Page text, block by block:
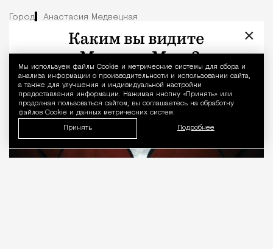
Уведомление
Мы используем файлы Сookie и метрические системы для сбора и
анализа информации о производительности и использовании сайта,
а также для улучшения и индивидуальной настройки
предоставления информации. Нажимая кнопку «Принять» или
продолжая пользоваться сайтом, вы соглашаетесь на обработку
файлов Cookie и данных метрических систем.
Принять Подробнее
Город Анастасия Медвецкая
×